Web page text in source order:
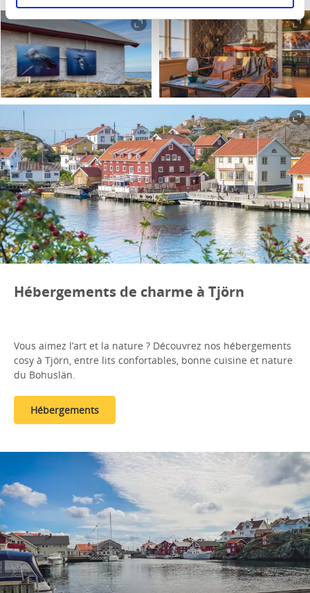
Hébergements de charme à Tjörn
Vous aimez l’art et la nature ? Découvrez nos hébergements
cosy à Tjörn, entre lits confortables, bonne cuisine et nature
du Bohuslän.
Hébergements